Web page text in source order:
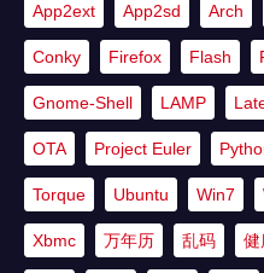
App2ext App2sd Arch
Conky Firefox Flash
Gnome-Shell LAMP
OTA Project Euler
Torque Ubuntu Win7
Xbmc 万年历 乱码 健